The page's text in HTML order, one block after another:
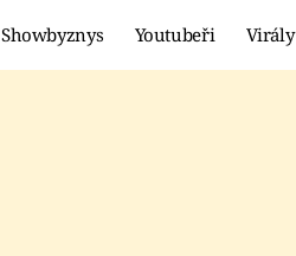
Showbyznys Youtubeři Virály